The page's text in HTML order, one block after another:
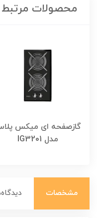
محصولات مرتبط
گازصفحه ای میکس
مدل IG3201
مشخصات